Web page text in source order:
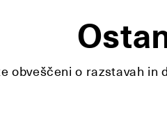
obveščeni o razstavah in